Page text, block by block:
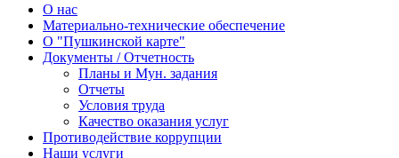
О нас
Материально-технические обеспечение
О "Пушкинской карте"
Документы / Отчетность
Планы и Мун. задания
Отчеты
Условия труда
Качество оказания услуг
Противодействие коррупции
Наши услуги